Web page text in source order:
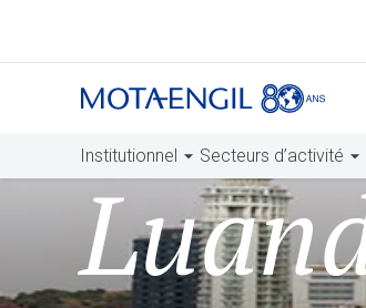
Institutionnel Secteurs d’activité